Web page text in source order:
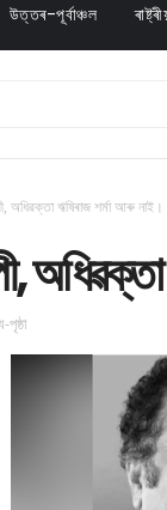
উত্তৰ-পূৰ্বাঞ্চল
অধিৱক্তা ঋষিৰাজ শৰ্মা আৰু নাই।
পৃষ্ঠা